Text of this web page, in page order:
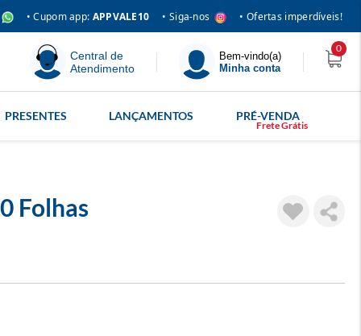
• Cupom app: APPVALE10 • Siga-nos • Ofertas imperdíveis!
Central de
Atendimento
Bem-vindo(a)
Minha conta
0
PRESENTES LANÇAMENTOS PRÉ-VENDA
Folhas